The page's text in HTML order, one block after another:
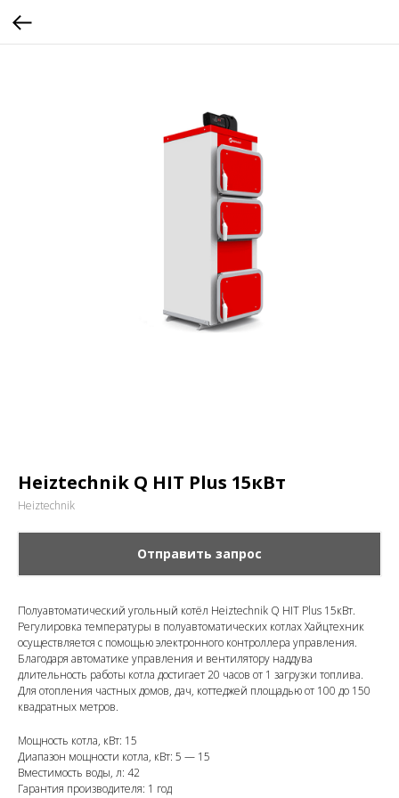
Heiztechnik Q HIT Plus 15кВт
Heiztechnik
Отправить запрос
Полуавтоматический угольный котёл Heiztechnik Q HIT Plus 15кВт.
Регулировка температуры в полуавтоматических котлах Хайцтехник
осуществляется с помощью электронного контроллера управления.
Благодаря автоматике управления и вентилятору наддува
длительность работы котла достигает 20 часов от 1 загрузки топлива.
Для отопления частных домов, дач, коттеджей площадью от 100 до 150
квадратных метров.
Мощность котла, кВт: 15
Диапазон мощности котла, кВт: 5 — 15
Вместимость воды, л: 42
Гарантия производителя: 1 год